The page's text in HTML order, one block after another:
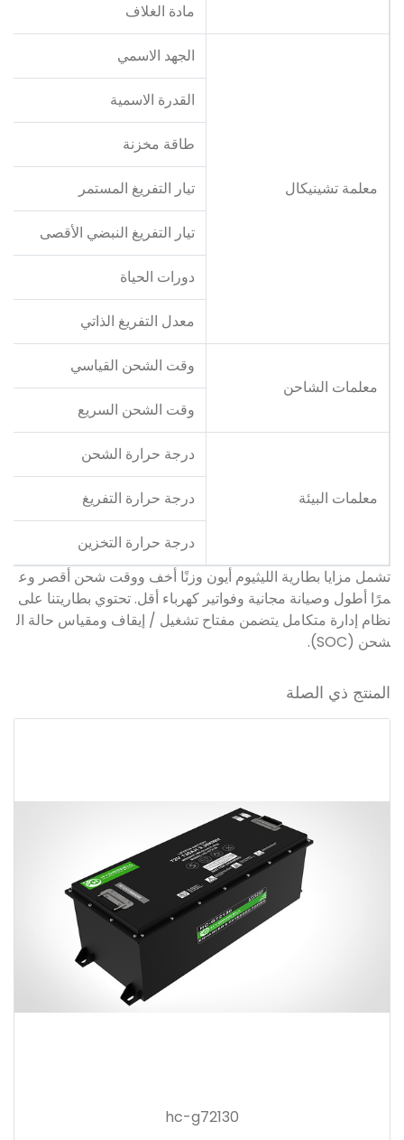
مادة الغلاف
معلمة تشينيكال
الجهد الاسمي
القدرة الاسمية
طاقة مخزنة
تيار التفريغ المستمر
تيار التفريغ النبضي الأقصى
دورات الحياة
معدل التفريغ الذاتي
معلمات الشاحن
وقت الشحن القياسي
وقت الشحن السريع
معلمات البيئة
درجة حرارة الشحن
درجة حرارة التفريغ
درجة حرارة التخزين
تشمل مزايا بطارية الليثيوم أيون وزنًا أخف ووقت شحن أقصر وع
مرًا أطول وصيانة مجانية وفواتير كهرباء أقل. تحتوي بطاريتنا على
نظام إدارة متكامل يتضمن مفتاح تشغيل / إيقاف ومقياس حالة ال
شحن (SOC).
المنتج ذي الصلة
hc-g72130